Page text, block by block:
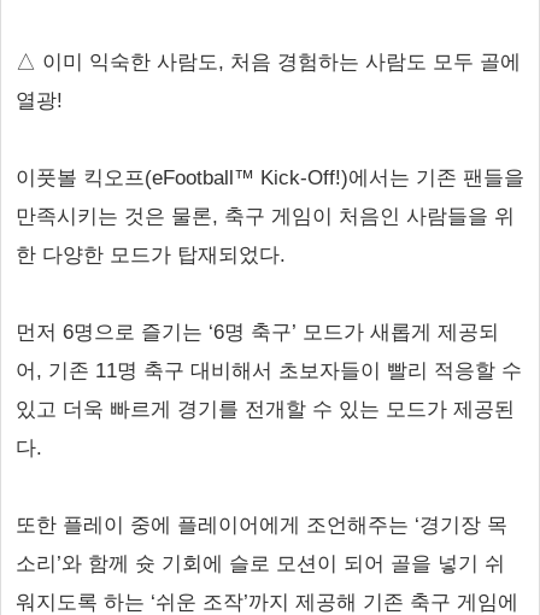
△ 이미 익숙한 사람도, 처음 경험하는 사람도 모두 골에
열광!
이풋볼 킥오프(eFootball™ Kick-Off!)에서는 기존 팬들을
만족시키는 것은 물론, 축구 게임이 처음인 사람들을 위
한 다양한 모드가 탑재되었다.
먼저 6명으로 즐기는 ‘6명 축구’ 모드가 새롭게 제공되
어, 기존 11명 축구 대비해서 초보자들이 빨리 적응할 수
있고 더욱 빠르게 경기를 전개할 수 있는 모드가 제공된
다.
또한 플레이 중에 플레이어에게 조언해주는 ‘경기장 목
소리’와 함께 슛 기회에 슬로 모션이 되어 골을 넣기 쉬
워지도록 하는 ‘쉬운 조작’까지 제공해 기존 축구 게임에